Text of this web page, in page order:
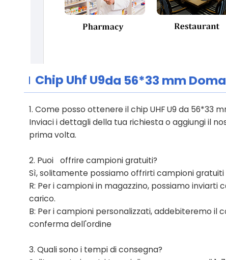
Chip Uhf U9da 56*33 mm
1. Come posso ottenere il chip UHF U9 da 56*33
Inviaci i dettagli della tua richiesta o aggiungi il
prima volta.
2. Puoi
offrire campioni gratuiti?
Sì, solitamente possiamo offrirti campioni gratuiti
R: Per i campioni in magazzino, possiamo
carico.
B: Per i campioni personalizzati, addebiteremo
conferma dell'ordine
3. Quali sono i tempi di consegna?